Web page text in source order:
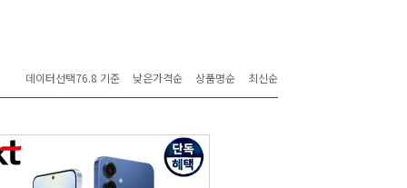
데이터선택76.8 기준 낮은가격순 상품명순 최신순